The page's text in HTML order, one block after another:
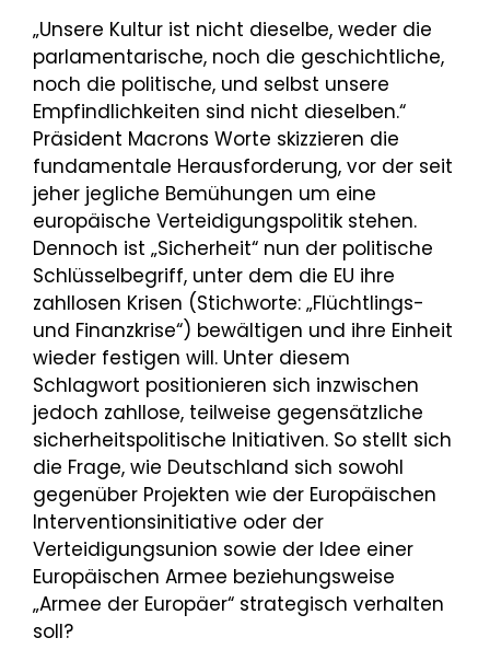
„Unsere Kultur ist nicht dieselbe, weder die
parlamentarische, noch die geschichtliche,
noch die politische, und selbst unsere
Empfindlichkeiten sind nicht dieselben.“
Präsident Macrons Worte skizzieren die
fundamentale Herausforderung, vor der seit
jeher jegliche Bemühungen um eine
europäische Verteidigungspolitik stehen.
Dennoch ist „Sicherheit“ nun der politische
Schlüsselbegriff, unter dem die EU ihre
zahllosen Krisen (Stichworte: „Flüchtlings-
und Finanzkrise“) bewältigen und ihre Einheit
wieder festigen will. Unter diesem
Schlagwort positionieren sich inzwischen
jedoch zahllose, teilweise gegensätzliche
sicherheitspolitische Initiativen. So stellt sich
die Frage, wie Deutschland sich sowohl
gegenüber Projekten wie der Europäischen
Interventionsinitiative oder der
Verteidigungsunion sowie der Idee einer
Europäischen Armee beziehungsweise
„Armee der Europäer“ strategisch verhalten
soll?